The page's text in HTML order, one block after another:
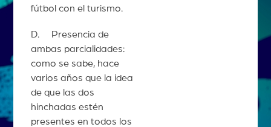
fútbol con el turismo.
D. Presencia de
ambas parcialidades:
como se sabe, hace
varios años que la idea
de que las dos
hinchadas estén
presentes en todos los